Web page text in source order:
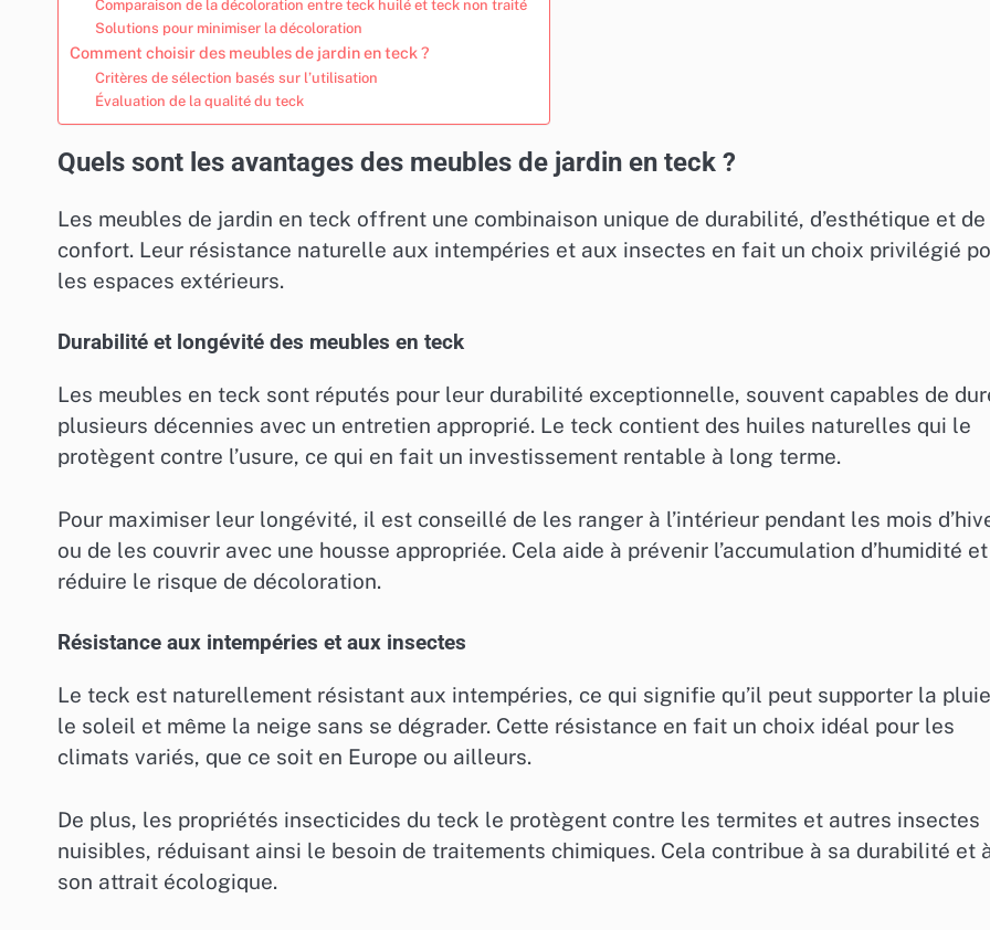
Comparaison de la décoloration entre teck huilé et teck non traité
Solutions pour minimiser la décoloration
Comment choisir des meubles de jardin en teck ?
Critères de sélection basés sur l’utilisation
Évaluation de la qualité du teck
Quels sont les avantages des meubles de jardin en teck ?
Les meubles de jardin en teck offrent une combinaison unique de durabilité, d’esthétique et de
confort. Leur résistance naturelle aux intempéries et aux insectes en fait un choix privilégié
les espaces extérieurs.
Durabilité et longévité des meubles en teck
Les meubles en teck sont réputés pour leur durabilité exceptionnelle, souvent capables de
plusieurs décennies avec un entretien approprié. Le teck contient des huiles naturelles qui le
protègent contre l’usure, ce qui en fait un investissement rentable à long terme.
Pour maximiser leur longévité, il est conseillé de les ranger à l’intérieur pendant les mois
ou de les couvrir avec une housse appropriée. Cela aide à prévenir l’accumulation d’humidité
réduire le risque de décoloration.
Résistance aux intempéries et aux insectes
Le teck est naturellement résistant aux intempéries, ce qui signifie qu’il peut supporter la
le soleil et même la neige sans se dégrader. Cette résistance en fait un choix idéal pour les
climats variés, que ce soit en Europe ou ailleurs.
De plus, les propriétés insecticides du teck le protègent contre les termites et autres insectes
nuisibles, réduisant ainsi le besoin de traitements chimiques. Cela contribue à sa durabilité et
son attrait écologique.